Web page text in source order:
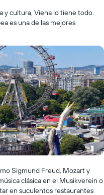
y cultura, Viena lo tiene todo.
es una de las mejores
Sigmund Freud, Mozart y
clásica en el Musikverein o
en suculentos restaurantes